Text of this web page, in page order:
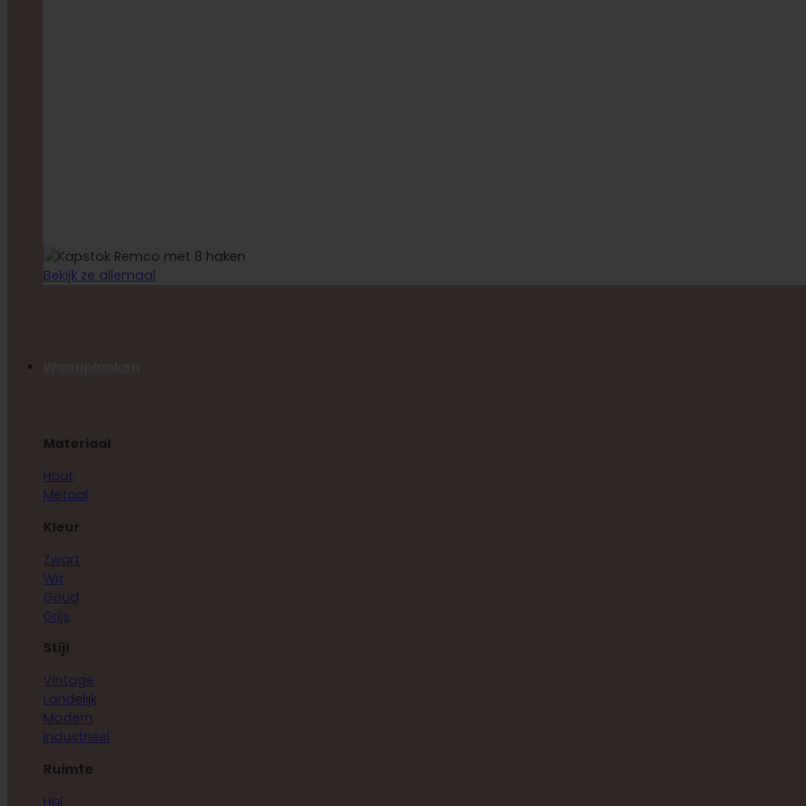
Bekijk ze allemaal
Materiaal
Hout
Metaal
Kleur
Zwart
Wit
Goud
Grijs
Stijl
Vintage
Landelijk
Modern
Industrieel
Ruimte
Hal